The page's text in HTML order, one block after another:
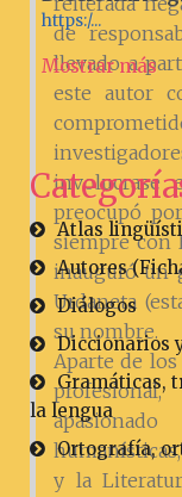
de
llevado a
este autor
involucrase
preocupó
siempre con
inauguró un
Urdaneta
su nombre.
Aparte de
y la
https:/...
Mostrar más
Atlas
Autores
Diálogos
Diccionarios
Gramáticas,
la lengua
Ortografía,